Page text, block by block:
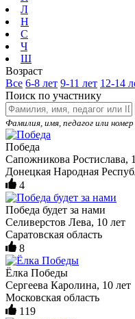
Л
Н
С
Ч
Ш
Возраст
Все 6-8 лет 9-11 лет 12-14
Поиск по участнику
Фамилия, имя, педагог или номер
Победа
Сапожникова Ростислава,
Донецкая Народная
4
Победа будет за нами
Селиверстов Лева, 10 лет
Саратовская область
8
Ёлка Победы
Сергеева Каролина, 10 лет
Московская область
119